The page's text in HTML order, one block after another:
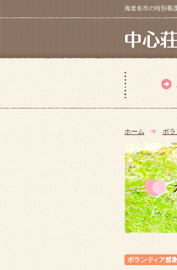
海老名市の特別養
ホーム ボ